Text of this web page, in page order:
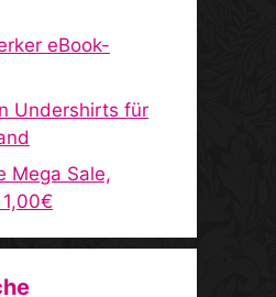
eBook-
Undershirts für
Mega Sale,